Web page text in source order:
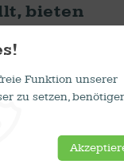
Funktion unserer
zu setzen,
bieten
an
alle
oder
und